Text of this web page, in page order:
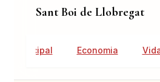
Sant Boi de Llobregat
Municipal Economia